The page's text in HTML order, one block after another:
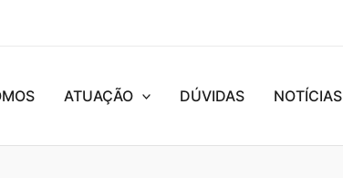
ATUAÇÃO DÚVIDAS NOTÍCIAS